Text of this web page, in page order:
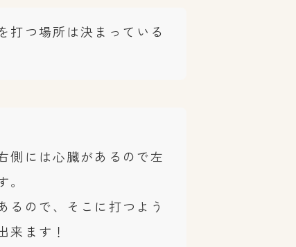
打つ場所は決まっている
側には心臓があるので左
るので、そこに打つよう
来ます！